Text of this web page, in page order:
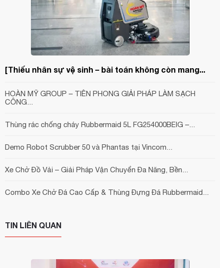
[Thiếu nhân sự vệ sinh – bài toán không còn mang...
HOÀN MỸ GROUP – TIÊN PHONG GIẢI PHÁP LÀM SẠCH
CÔNG...
Thùng rác chống cháy Rubbermaid 5L FG254000BEIG –...
Demo Robot Scrubber 50 và Phantas tại Vincom...
Xe Chở Đồ Vải – Giải Pháp Vận Chuyển Đa Năng, Bền...
Combo Xe Chở Đá Cao Cấp & Thùng Đựng Đá Rubbermaid...
TIN LIÊN QUAN